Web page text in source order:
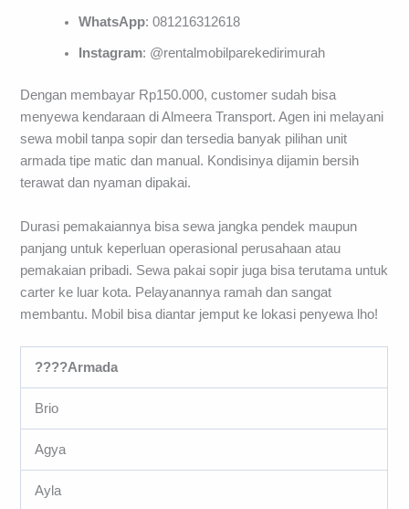
WhatsApp: 081216312618
Instagram: @rentalmobilparekedirimurah
Dengan membayar Rp150.000, customer sudah bisa
menyewa kendaraan di Almeera Transport. Agen ini melayani
sewa mobil tanpa sopir dan tersedia banyak pilihan unit
armada tipe matic dan manual. Kondisinya dijamin bersih
terawat dan nyaman dipakai.
Durasi pemakaiannya bisa sewa jangka pendek maupun
panjang untuk keperluan operasional perusahaan atau
pemakaian pribadi. Sewa pakai sopir juga bisa terutama untuk
carter ke luar kota. Pelayanannya ramah dan sangat
membantu. Mobil bisa diantar jemput ke lokasi penyewa lho!
????Armada
Brio
Agya
Ayla